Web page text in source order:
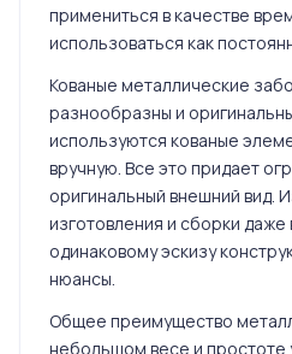
примениться в качестве
использоваться как
Кованые металлические
разнообразны и
используются кованые
вручную. Все это придает
оригинальный внешний вид.
изготовления и сборки
одинаковому эскизу
нюансы.
Общее преимущество
небольшом весе и простоте